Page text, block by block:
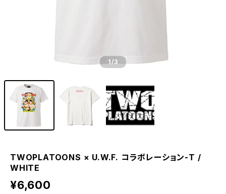
1/3
TWOPLATOONS × U.W.F. コラボレーション-T /
WHITE
¥6,600